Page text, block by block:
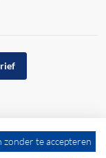
zonder te accepteren